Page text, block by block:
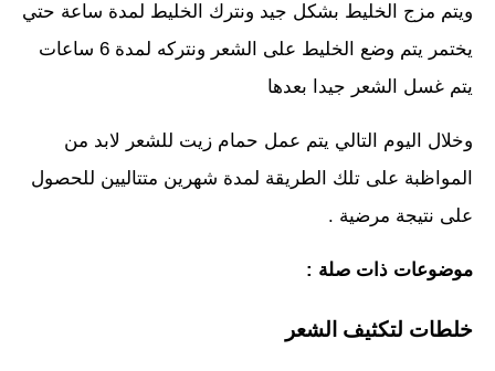
ويتم مزج الخليط بشكل جيد ونترك الخليط لمدة ساعة حتي
يختمر يتم وضع الخليط على الشعر ونتركه لمدة 6 ساعات
يتم غسل الشعر جيدا بعدها
وخلال اليوم التالي يتم عمل حمام زيت للشعر لابد من
المواظبة على تلك الطريقة لمدة شهرين متتاليين للحصول
على نتيجة مرضية .
موضوعات ذات صلة :
خلطات لتكثيف الشعر